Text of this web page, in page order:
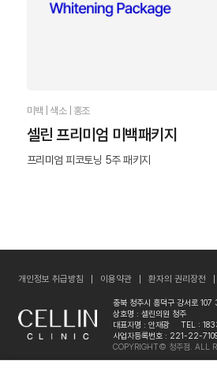
미백 | 색소 | 홍조
셀린 프리미엄 미백패키지
프리미엄 피코토닝 5주 패키지
개인정보 취급방침 이용약관 환자의 권리장전
충북 청주시 흥덕구 강서로
상호명 : 셀린의원 청주
대표자명 : 안재광
TEL :
사업자등록번호 : 221-22-
COPYRIGHT© 청주점. ALL